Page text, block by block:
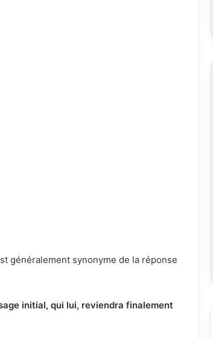
généralement synonyme de la réponse
initial, qui lui, reviendra finalement